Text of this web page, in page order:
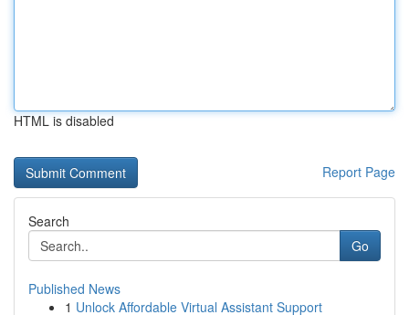
HTML is disabled
Report Page
Search
Go
Published News
1 Unlock Affordable Virtual Assistant Support